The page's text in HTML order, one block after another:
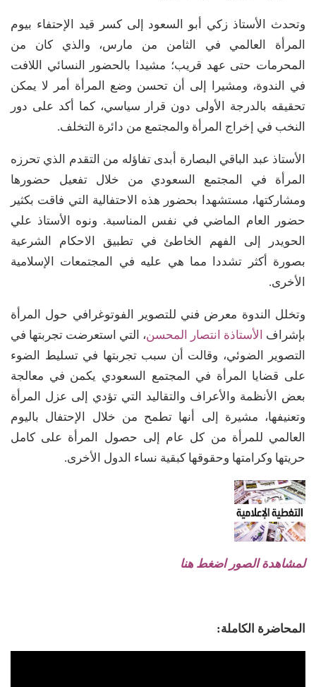
وتحدث الأستاذ زكي أبو السعود إلى كسر قيد الإحتفاء بيوم
المرأة العالمي في الثامن من مارس، والذي كان من
المحرمات حتى عهد قريب؛ مشيدا بالحضور النسائي اللافت
في الندوة، ومشيرا إلى أن تحسن وضع المرأة أمر لا يمكن
تحقيقه بالدرجة الأولى دون قرار سياسي، كما أكد على دور
النخب في إخراج المرأة والمجتمع من دائرة التخلف.
الأستاذ عبد الباقي البصارة أبدى تفاؤله من التقدم الذي تحرزه
المرأة في المجتمع السعودي من خلال تفعيل حضورها
ومشاركتها، مستشهدا بحضور هذه الاحتفالية التي فاقت بكثير
حضور العام الماضي في نفس المناسبة. ونوه الأستاذ علي
الحويدر إلى الفهم الخاطئ في تطبيق الاحكام الشرعية
بصورة أكثر تشددا مما هي عليه في المجتمعات الإسلامية
الأخرى.
وتخلل الندوة معرض فني للتصوير الفوتوغرافي حول المرأة
بإشراف
الأستاذة انتصار المحسن، التي استعرضت تجربتها في
التصوير الضوئي، وقالت أن سبب تجربتها في تسليط الضوء
على قضايا المرأة في المجتمع السعودي يكمن في معالجة
بعض الأنظمة والأعراف والتقاليد التي تؤدي إلى عزل المرأة
وتعنيفها، مشيرة إلى أنها تطمح من خلال الإحتفال باليوم
العالمي للمرأة من كل عام إلى حصول المرأة على كامل
حريتها وكرامتها وحقوقها كبقية نساء الدول الأخرى.
لمشاهدة الصور اضغط هنا
المحاضرة الكاملة: